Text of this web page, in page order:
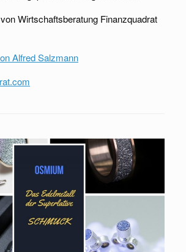
Wirtschaftsberatung Finanzquadrat
Alfred Salzmann